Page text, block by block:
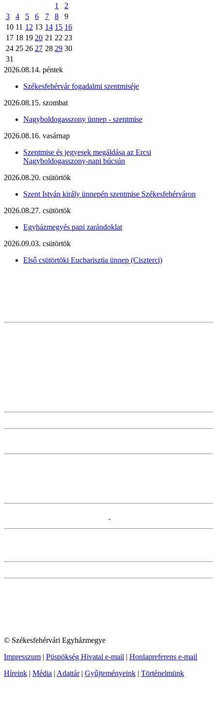
1
2
3
4 5 6 7 8
9
10 11 12 13 14 15 16
17 18 19 20 21 22 23
24 25 26 27 28 29 30
31
2026.08.14. péntek
Székesfehérvár fogadalmi szentmiséje
2026.08.15. szombat
Nagyboldogasszony ünnep - szentmise
2026.08.16. vasárnap
Szentmise és jegyesek megáldása az Ercsi
Nagyboldogasszony-napi búcsún
2026.08.20. csütörtök
Szent István király ünnepén szentmise Székesfehérváron
2026.08.27. csütörtök
Egyházmegyés papi zarándoklat
2026.09.03. csütörtök
Első csütörtöki Eucharisztia ünnep (Ciszterci)
© Székesfehérvári Egyházmegye
Impresszum | Püspökség Hivatal e-mail | Honlapreferens e-mail
Híreink | Média | Adattár| Gyűjteményeink | Történelmünk